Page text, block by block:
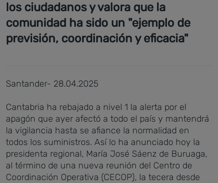
los ciudadanos y valora que la
comunidad ha sido un "ejemplo de
previsión, coordinación y eficacia"
Santander- 28.04.2025
Cantabria ha rebajado a nivel 1 la alerta por el
apagón que ayer afectó a todo el país y mantendrá
la vigilancia hasta se afiance la normalidad en
todos los suministros. Así lo ha anunciado hoy la
presidenta regional, María José Sáenz de Buruaga,
al término de una nueva reunión del Centro de
Coordinación Operativa (CECOP), la tecera desde